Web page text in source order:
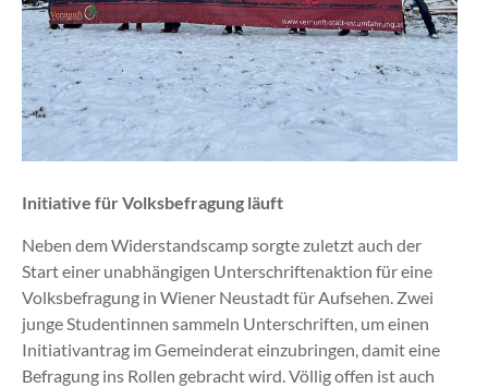
Initiative für Volksbefragung läuft
Neben dem Widerstandscamp sorgte zuletzt auch der
Start einer unabhängigen Unterschriftenaktion für eine
Volksbefragung in Wiener Neustadt für Aufsehen. Zwei
junge Studentinnen sammeln Unterschriften, um einen
Initiativantrag im Gemeinderat einzubringen, damit eine
Befragung ins Rollen gebracht wird. Völlig offen ist auch